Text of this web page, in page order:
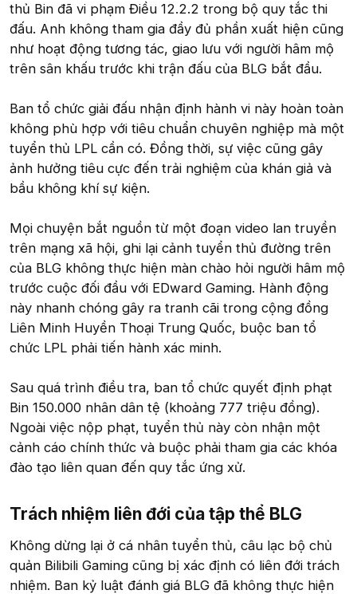
thủ Bin đã vi phạm Điều 12.2.2 trong bộ quy tắc thi
đấu. Anh không tham gia đầy đủ phần xuất hiện cũng
như hoạt động tương tác, giao lưu với người hâm mộ
trên sân khấu trước khi trận đấu của BLG bắt đầu.
Ban tổ chức giải đấu nhận định hành vi này hoàn toàn
không phù hợp với tiêu chuẩn chuyên nghiệp mà một
tuyển thủ LPL cần có. Đồng thời, sự việc cũng gây
ảnh hưởng tiêu cực đến trải nghiệm của khán giả và
bầu không khí sự kiện.
Mọi chuyện bắt nguồn từ một đoạn video lan truyền
trên mạng xã hội, ghi lại cảnh tuyển thủ đường trên
của BLG không thực hiện màn chào hỏi người hâm mộ
trước cuộc đối đầu với EDward Gaming. Hành động
này nhanh chóng gây ra tranh cãi trong cộng đồng
Liên Minh Huyền Thoại Trung Quốc, buộc ban tổ
chức LPL phải tiến hành xác minh.
Sau quá trình điều tra, ban tổ chức quyết định phạt
Bin 150.000 nhân dân tệ (khoảng 777 triệu đồng).
Ngoài việc nộp phạt, tuyển thủ này còn nhận một
cảnh cáo chính thức và buộc phải tham gia các khóa
đào tạo liên quan đến quy tắc ứng xử.
Trách nhiệm liên đới của tập thể BLG​
Không dừng lại ở cá nhân tuyển thủ, câu lạc bộ chủ
quản Bilibili Gaming cũng bị xác định có liên đới trách
nhiệm. Ban kỷ luật đánh giá BLG đã không thực hiện